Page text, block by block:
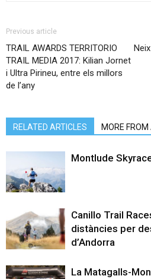
Previous article
TRAIL AWARDS TERRITORIO
TRAIL MEDIA 2017: Kilian Jornet
i Ultra Pirineu, entre els millors
de l’any
RELATED ARTICLES MORE
Montlude
Canillo Trail
distàncies per
d’Andorra
La Matagalls-